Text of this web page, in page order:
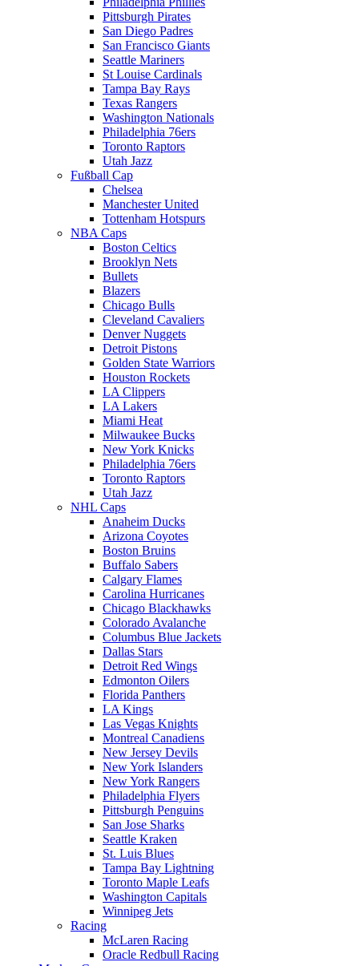
Pittsburgh Pirates
San Diego Padres
San Francisco Giants
Seattle Mariners
St Louise Cardinals
Tampa Bay Rays
Texas Rangers
Washington Nationals
Philadelphia 76ers
Toronto Raptors
Utah Jazz
Fußball Cap
Chelsea
Manchester United
Tottenham Hotspurs
NBA Caps
Boston Celtics
Brooklyn Nets
Bullets
Blazers
Chicago Bulls
Cleveland Cavaliers
Denver Nuggets
Detroit Pistons
Golden State Warriors
Houston Rockets
LA Clippers
LA Lakers
Miami Heat
Milwaukee Bucks
New York Knicks
Philadelphia 76ers
Toronto Raptors
Utah Jazz
NHL Caps
Anaheim Ducks
Arizona Coyotes
Boston Bruins
Buffalo Sabers
Calgary Flames
Carolina Hurricanes
Chicago Blackhawks
Colorado Avalanche
Columbus Blue Jackets
Dallas Stars
Detroit Red Wings
Edmonton Oilers
Florida Panthers
LA Kings
Las Vegas Knights
Montreal Canadiens
New Jersey Devils
New York Islanders
New York Rangers
Philadelphia Flyers
Pittsburgh Penguins
San Jose Sharks
Seattle Kraken
St. Luis Blues
Tampa Bay Lightning
Toronto Maple Leafs
Washington Capitals
Winnipeg Jets
Racing
McLaren Racing
Oracle Redbull Racing